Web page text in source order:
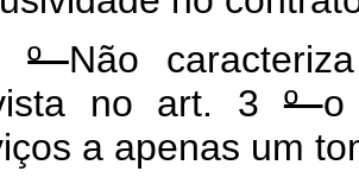
ºNão
no art. 3ºo
a apenas um